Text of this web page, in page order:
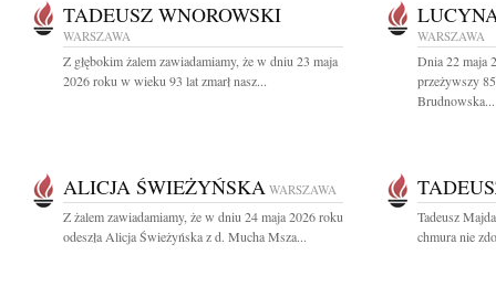
TADEUSZ WNOROWSKI
WARSZAWA
Z głębokim żalem zawiadamiamy, że w dniu 23 maja
2026 roku w wieku 93 lat zmarł nasz...
WARSZAWA
Dnia 22 maja
przeżywszy
Brudnowska...
ALICJA ŚWIEŻYŃSKA WARSZAWA
Z żalem zawiadamiamy, że w dniu 24 maja 2026 roku
odeszła Alicja Świeżyńska z d. Mucha Msza...
Tadeusz
chmura nie